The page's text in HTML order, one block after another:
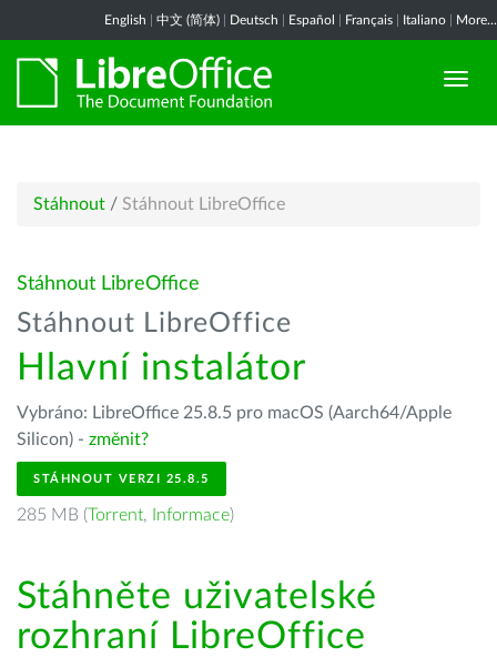
English 中文 (简体) Deutsch Español Français Italiano More...
Stáhnout / Stáhnout LibreOffice
Stáhnout LibreOffice
Stáhnout LibreOffice
Hlavní instalátor
Vybráno: LibreOffice 25.8.5 pro macOS (Aarch64/Apple
Silicon) - změnit?
STÁHNOUT VERZI 25.8.5
285 MB (Torrent, Informace)
Stáhněte uživatelské
rozhraní LibreOffice